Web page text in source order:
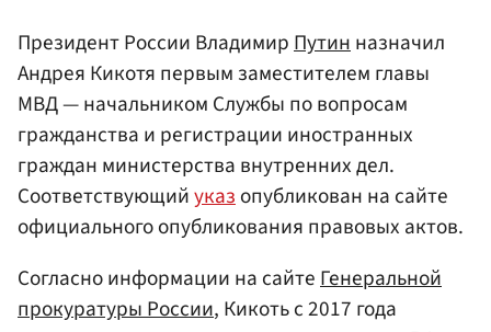
Президент России ВладимирПутинназначил
Андрея Кикотя первым заместителем главы
МВД — начальником Службы по вопросам
гражданства и регистрации иностранных
граждан министерства внутренних дел.
Соответствующийуказопубликован на сайте
официального опубликования правовых актов.
Согласно информации на сайтеГенеральной
прокуратуры России, Кикоть с 2017 года